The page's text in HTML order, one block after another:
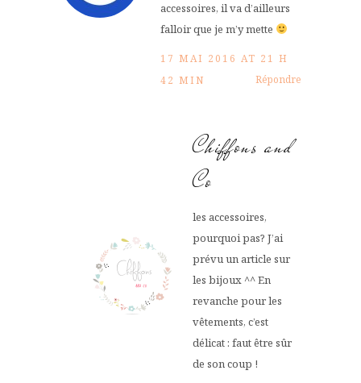
accessoires, il va d’ailleurs
falloir que je m’y mette
17 MAI 2016 AT 21 H
42 MIN
Répondre
Chiffons and
Co
les accessoires,
pourquoi pas? J’ai
prévu un article sur
les bijoux ^^ En
revanche pour les
vêtements, c’est
délicat : faut être sûr
de son coup !